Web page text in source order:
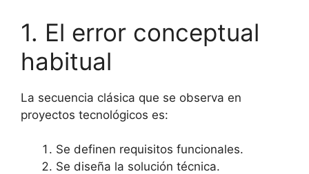
1. El error conceptual
habitual
La secuencia clásica que se observa en
proyectos tecnológicos es:
Se definen requisitos funcionales.
Se diseña la solución técnica.